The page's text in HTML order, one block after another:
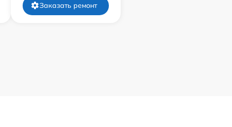
Заказать ремонт